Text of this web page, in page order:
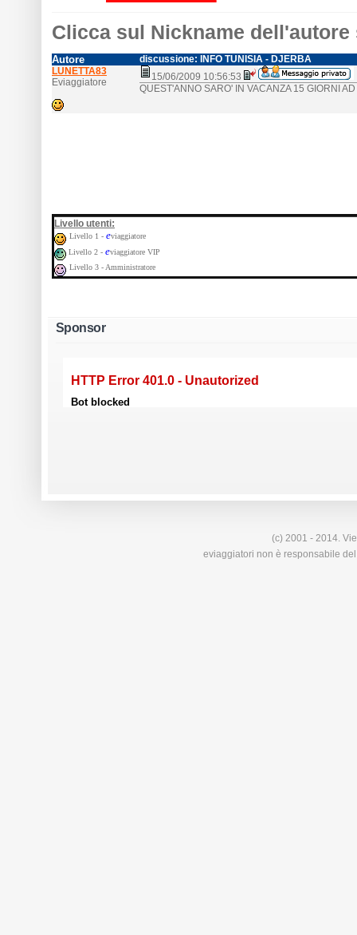
Clicca sul Nickname
Autore
discussione: INFO TUNISIA - DJERBA
LUNETTA83
Eviaggiatore
15/06/2009 10:56:53
QUEST'ANNO SARO' IN VACANZA 15 GIORNI
Livello utenti:
Livello 1 - eviaggiatore
Livello 2 - eviaggiatore VIP
Livello 3 - Amministratore
Sponsor
(c) 2001 - 2014.
eviaggiatori non è responsabile